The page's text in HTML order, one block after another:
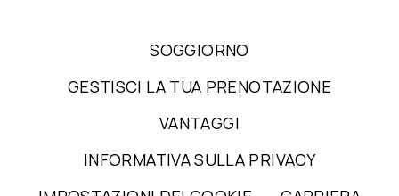
SOGGIORNO
GESTISCI LA TUA PRENOTAZIONE
VANTAGGI
INFORMATIVA SULLA PRIVACY